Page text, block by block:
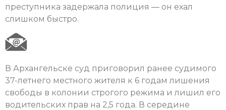
преступника задержала полиция — он ехал
слишком быстро.
В Архангельске суд приговорил ранее судимого
37-летнего местного жителя к 6 годам лишения
свободы в колонии строгого режима и лишил его
водительских прав на 2,5 года. В середине